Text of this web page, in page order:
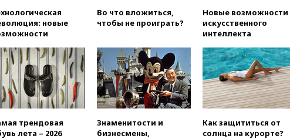
вчера, 19:45Памфилова: ЦИК
примет беспрецедентные
выборов
вчера, 19:35Памфилова
сообщила об омоложении
партийных списков на выборах
в Госдуму
вчера, 19:25 Путин
прокомментировал первый
новые
Во что вложиться,
чтобы не проиграть?
Новые возможности
искусственного
интеллекта
трендовая
лета – 2026
Знаменитости и
бизнесмены,
Как защититься от
солнца на курорте?